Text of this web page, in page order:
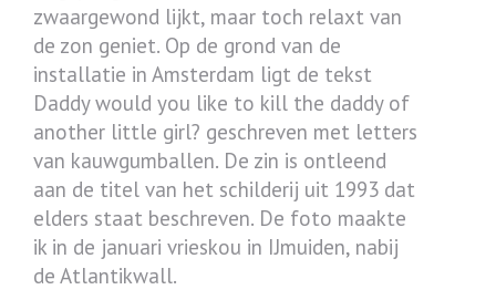
zwaargewond lijkt, maar toch relaxt van
de zon geniet. Op de grond van de
installatie in Amsterdam ligt de tekst
Daddy would you like to kill the daddy of
another little girl? geschreven met letters
van kauwgumballen. De zin is ontleend
aan de titel van het schilderij uit 1993 dat
elders staat beschreven. De foto maakte
ik in de januari vrieskou in IJmuiden, nabij
de Atlantikwall.